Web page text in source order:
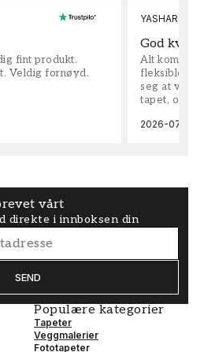
fint produkt.
Veldig fornøyd.
YASHAR
God
Alt kom
fleksible på
seg at vi
tapet, og
2026-07-04
vårt
direkte i innboksen din
SEND
Populære kategorier
Tapeter
Veggmalerier
Fototapeter